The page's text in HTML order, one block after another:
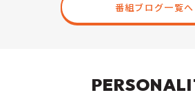
番組ブログ一覧へ